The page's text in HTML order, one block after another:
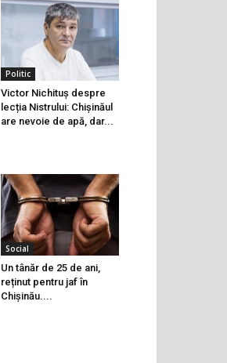
Politic
Victor Nichituș despre
lecția Nistrului: Chișinăul
are nevoie de apă, dar...
Social
Un tânăr de 25 de ani,
reținut pentru jaf în
Chișinău....